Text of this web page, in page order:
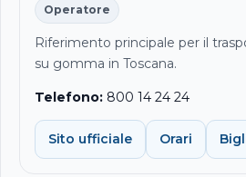
Operatore
Riferimento principale per il
su gomma in Toscana.
Telefono: 800 14 24 24
Sito ufficiale Orari